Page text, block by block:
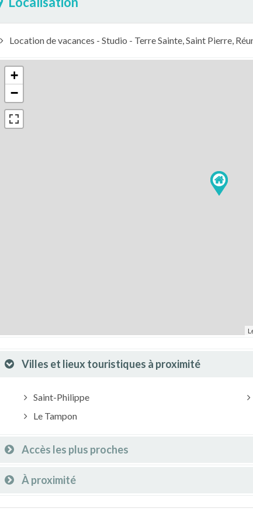
Location de vacances - Studio - Terre Sainte, Saint Pierre,
+
−
Villes et lieux touristiques à proximité
Saint-Philippe
Le Tampon
Accès les plus proches
À proximité